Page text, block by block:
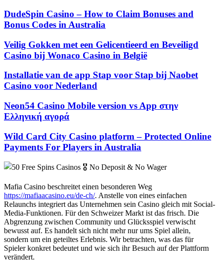
DudeSpin Casino – How to Claim Bonuses and
Bonus Codes in Australia
Veilig Gokken met een Gelicentieerd en Beveiligd
Casino bij Wonaco Casino in België
Installatie van de app Stap voor Stap bij Naobet
Casino voor Nederland
Neon54 Casino Mobile version vs App στην
Ελληνική αγορά
Wild Card City Casino platform – Protected Online
Payments For Players in Australia
Mafia Casino beschreitet einen besonderen Weg
https://mafiaacasino.eu/de-ch/. Anstelle von eines einfachen
Relaunchs integriert das Unternehmen sein Casino gleich mit Social-
Media-Funktionen. Für den Schweizer Markt ist das frisch. Die
Abgrenzung zwischen Community und Glücksspiel verwischt
bewusst auf. Es handelt sich nicht mehr nur ums Spiel allein,
sondern um ein geteiltes Erlebnis. Wir betrachten, was das für
Spieler konkret bedeutet und wie sich ihr Besuch auf der Plattform
verändert.